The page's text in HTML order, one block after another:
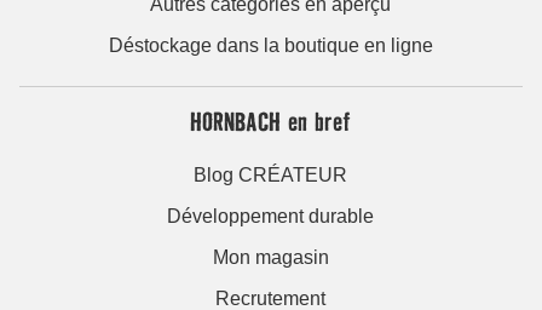
Déstockage dans la boutique en ligne
HORNBACH en bref
Blog CRÉATEUR
Développement durable
Mon magasin
Recrutement